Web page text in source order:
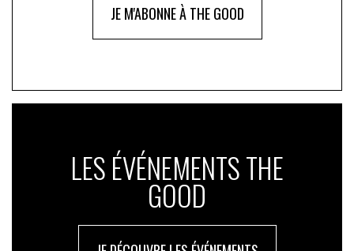
JE M'ABONNE À THE GOOD
LES ÉVÉNEMENTS THE
GOOD